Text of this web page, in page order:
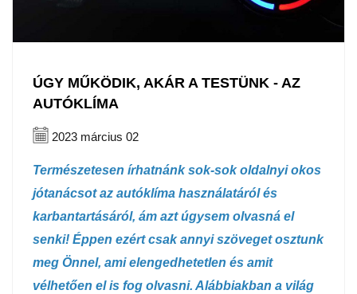
ÚGY MŰKÖDIK, AKÁR A TESTÜNK - AZ
AUTÓKLÍMA
2023 március 02
Természetesen írhatnánk sok-sok oldalnyi okos
jótanácsot az autóklíma használatáról és
karbantartásáról, ám azt úgysem olvasná el
senki! Éppen ezért csak annyi szöveget osztunk
meg Önnel, ami elengedhetetlen és amit
vélhetően el is fog olvasni. Alábbiakban a világ